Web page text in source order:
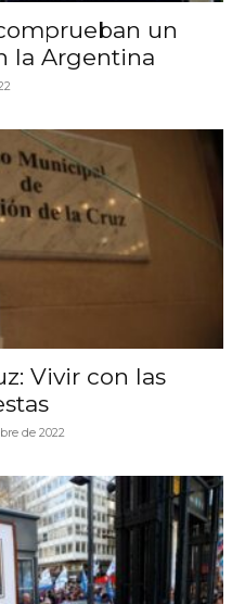
un
la Argentina
Vivir con las
de 2022